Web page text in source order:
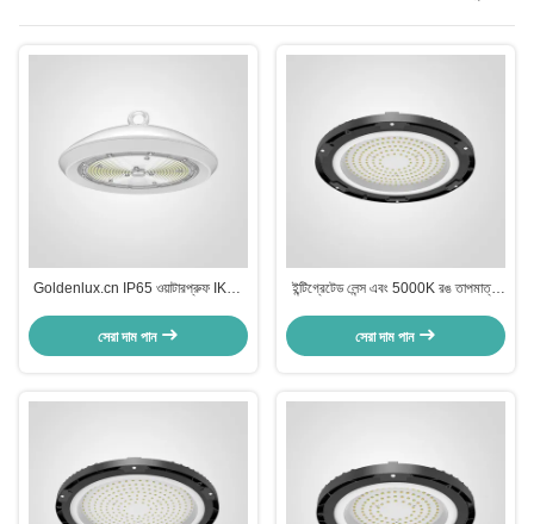
Goldenlux.cn IP65 ওয়াটারপ্রুফ IK09
সেরা দাম পান
ইন্টিগ্রেটেড লেন্স এবং 5000K রঙ তাপমাত্রা
সেরা দাম পান